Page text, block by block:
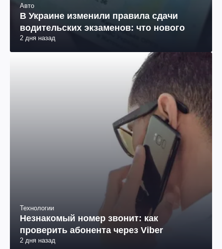
Авто
В Украине изменили правила сдачи
водительских экзаменов: что нового
2 дня назад
Технологии
Незнакомый номер звонит: как
проверить абонента через Viber
2 дня назад